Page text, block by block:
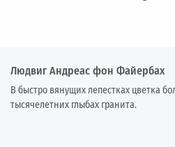
Людвиг Андреас фон Файербах
В быстро вянущих лепестках цветка
тысячелетних глыбах гранита.